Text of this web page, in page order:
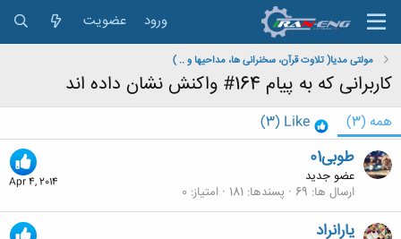
ورود عضویت
مولتی مدیا( تلاوت قرآن، سخنرانی ها، مداحیها و .. )
کاربرانی که به پیام 164# واکنش نشان داده اند
همه (3)
Like
(3)
Apr 4, 2014
طوبی01
عضو جدید
ارسال ها 69 پسندها 181 امتیاز 0
یارانراد